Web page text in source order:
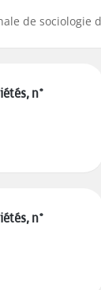
de sociologie
n°
n°